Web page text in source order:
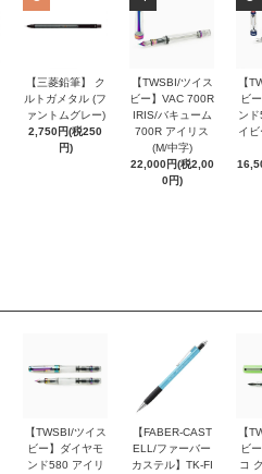
【三菱鉛筆】 ク
ルトガメタル (フ
ァントムグレー)
2,750円(税250
円)
【TWSBI/ツイス
ビー】VAC 700R
IRIS/バキューム
700R アイリス
(M/中字)
22,000円(税2,00
0円)
【
ビ
ン
イ
【TWSBI/ツイス
ビー】ダイヤモ
ンド580 アイリ
【FABER-CAST
ELL/ファーバー
カステル】TK-FI
【
ビ
コ